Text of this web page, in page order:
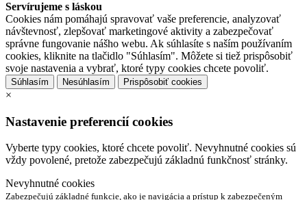
Servírujeme s láskou
Cookies nám pomáhajú spravovať vaše preferencie, analyzovať
návštevnosť, zlepšovať marketingové aktivity a zabezpečovať
správne fungovanie nášho webu. Ak súhlasíte s naším používaním
cookies, kliknite na tlačidlo "Súhlasím". Môžete si tiež prispôsobiť
svoje nastavenia a vybrať, ktoré typy cookies chcete povoliť.
Súhlasím Nesúhlasím Prispôsobiť cookies
×
Nastavenie preferencií cookies
Vyberte typy cookies, ktoré chcete povoliť. Nevyhnutné cookies sú
vždy povolené, pretože zabezpečujú základnú funkčnosť stránky.
Nevyhnutné cookies
Zabezpečujú základné funkcie, ako je navigácia a prístup k zabezpečeným